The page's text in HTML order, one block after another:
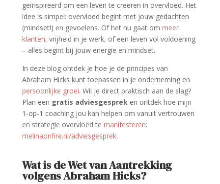
geïnspireerd om een leven te creëren in overvloed. Het
idee is simpel: overvloed begint met jouw gedachten
(mindset!) en gevoelens. Of het nu gaat om meer
klanten, vrijheid in je werk, of een leven vol voldoening
– alles begint bij jouw energie en mindset.
In deze blog ontdek je hoe je de principes van
Abraham Hicks kunt toepassen in je onderneming en
persoonlijke groei. Wil je direct praktisch aan de slag?
Plan een gratis adviesgespreken ontdek hoe mijn
1-op-1 coaching jou kan helpen om vanuit vertrouwen
en strategie overvloed te manifesteren:
melinaonfire.nl/adviesgesprek.
Wat is de Wet van Aantrekking
volgens Abraham Hicks?